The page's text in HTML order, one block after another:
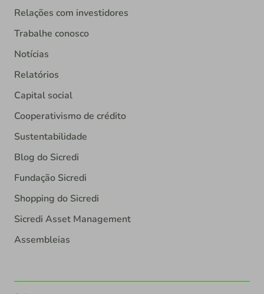
Relações com investidores
Trabalhe conosco
Notícias
Relatórios
Capital social
Cooperativismo de crédito
Sustentabilidade
Blog do Sicredi
Fundação Sicredi
Shopping do Sicredi
Sicredi Asset Management
Assembleias